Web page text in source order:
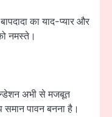
का याद-प्यार और
नमस्ते।
अभी से मजबूत
पावन बनना है।